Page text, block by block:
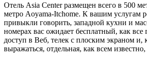
Отель Asia Center размещен всего в 500
метро Aoyama-Itchome. К вашим услугам
привыкли говорить, западной кухни и
номерах вас ожидает бесплатный, как все
доступ в Веб, телек с плоским экраном
выражаться, отдельная, как всем